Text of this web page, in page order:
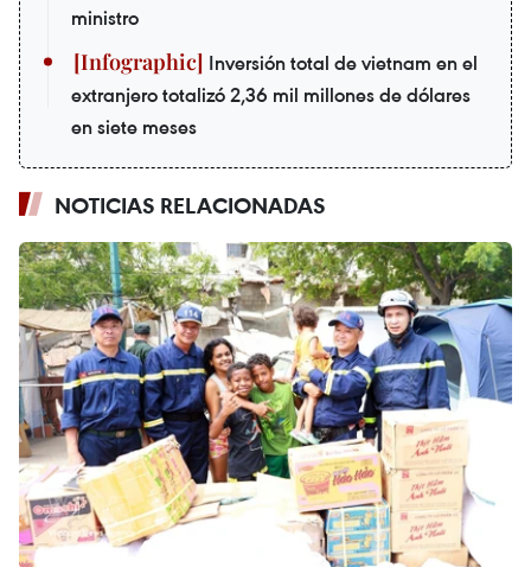
ministro
Inversión total de vietnam en el
extranjero totalizó 2,36 mil millones de dólares
en siete meses
NOTICIAS RELACIONADAS